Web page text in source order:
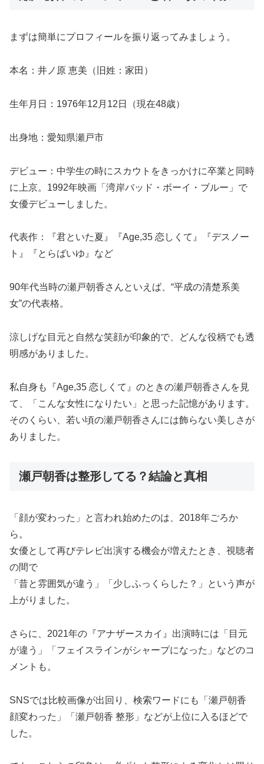
まずは簡単にプロフィールを振り返ってみましょう。
本名：井ノ原 恵美（旧姓：家田）
生年月日：1976年12月12日（現在48歳）
出身地：愛知県瀬戸市
デビュー：中学生の時にスカウトをきっかけに卒業と同時
に上京。1992年映画「湾岸バッド・ボーイ・ブルー」で
女優デビューしました。
代表作：『君といた夏』『Age,35 恋しくて』『デスノー
ト』『とらばいゆ』など
90年代当時の瀬戸朝香さんといえば、“平成の清楚系美
女”の代表格。
涼しげな目元と自然な笑顔が印象的で、どんな役柄でも透
明感がありました。
私自身も『Age,35 恋しくて』のときの瀬戸朝香さんを見
て、「こんな女性になりたい」と思った記憶があります。
そのくらい、若い頃の瀬戸朝香さんには飾らない美しさが
ありました。
瀬戸朝香は整形してる？結論と真相
「顔が変わった」と言われ始めたのは、2018年ごろか
ら。
女優として再びテレビ出演する機会が増えたとき、視聴者
の間で
「昔と雰囲気が違う」「少しふっくらした？」という声が
上がりました。
さらに、2021年の『アナザースカイ』出演時には「目元
が違う」「フェイスラインがシャープになった」などのコ
メントも。
SNSでは比較画像が出回り、検索ワードにも「瀬戸朝香
顔変わった」「瀬戸朝香 整形」などが上位に入るほどで
した。